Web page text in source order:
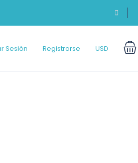
Sesión Registrarse USD